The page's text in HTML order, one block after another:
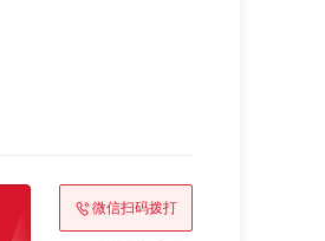
微信扫码拨打